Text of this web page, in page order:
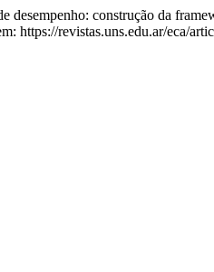
construção da
https://revistas.uns.edu.ar/eca/